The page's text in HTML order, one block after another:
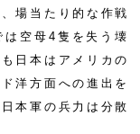
場当たり的な作戦
空母4隻を失う壊
日本はアメリカの
洋方面への進出を
本軍の兵力は分散